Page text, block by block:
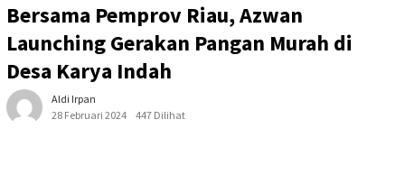
Bersama Pemprov Riau, Azwan
Launching Gerakan Pangan Murah di
Desa Karya Indah
Aldi Irpan
28 Februari 2024
447 Dilihat